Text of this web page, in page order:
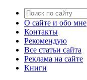
О сайте и обо мне
Контакты
Рекомендую
Все статьи сайта
Реклама на сайте
Книги